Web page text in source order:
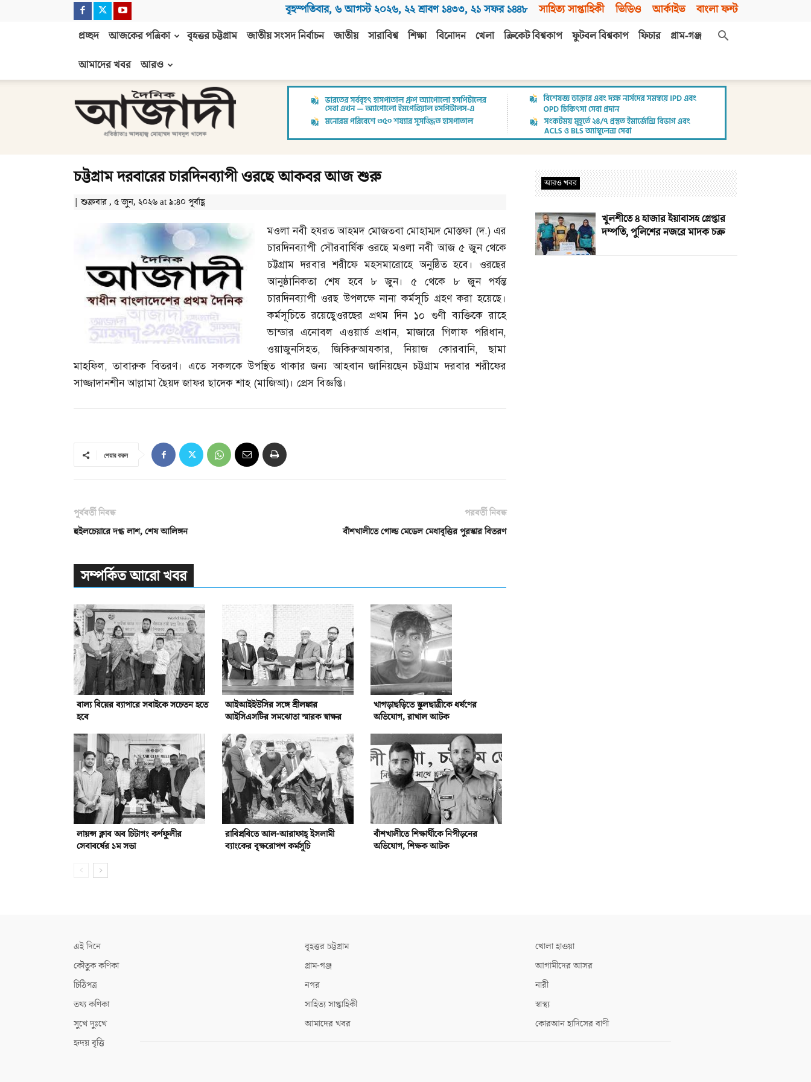
বৃহস্পতিবার, ৬ আগস্ট ২০২৬, ২২ শ্রাবণ ১৪৩৩, ২১ সফর ১৪৪৮ সাহিত্য সাপ্তাহিকী ভিডিও আর্কাইভ বাংলা ফন্ট
প্রচ্ছদ আজকের পত্রিকা বৃহত্তর চট্টগ্রাম জাতীয় সংসদ নির্বাচন জাতীয় সারাবিশ্ব শিক্ষা বিনোদন খেলা ক্রিকেট বিশ্বকাপ ফুটবল বিশ্বকাপ ফিচার
গ্রাম-গঞ্জ
আমাদের খবর
আরও
আজাদী
চট্টগ্রাম দরবারের চারদিনব্যাপী ওরছে আকবর আজ শুরু
| শুক্রবার , ৫ জুন, ২০২৬ at ৯:৪০ পূর্বাহ্ণ
মওলা নবী হযরত আহমদ মোজতবা মোহাম্মদ মোস্তফা (দ.)এর
চারদিনব্যাপী সৌরবার্ষিক ওরছে মওলা নবী আজ ৫ জুন থেকে
চট্টগ্রাম দরবার শরীফে মহসমারোহে অনুষ্ঠিত হবে। ওরছের
আনুষ্ঠানিকতা শেষ হবে ৮ জুন। ৫ থেকে ৮ জুন পর্যন্ত
চারদিনব্যাপী ওরছ উপলক্ষে নানা কর্মসূচি গ্রহণ করা হয়েছে।
কর্মসূচিতে রয়েছেুওরছের প্রথম দিন ১০ গুণী ব্যক্তিকে রাহে
ভান্ডার এনোবল এওয়ার্ড প্রধান,মাজারে গিলাফ পরিধান,
ওয়াজুনসিহত,জিকিরুআযকার,নিয়াজ কোরবানি,ছামা
মাহফিল,তাবারুক বিতরণ। এতে সকলকে উপস্থিত থাকার জন্য আহবান জানিয়ছেন চট্টগ্রাম দরবার শরীফের
সাজ্জাদানশীন আল্লামা ছৈয়দ জাফর ছাদেক শাহ (মাজিআ)। প্রেস বিজ্ঞপ্তি।
শেয়ার করুন
পূর্ববর্তী নিবন্ধ
হুইলচেয়ারে দগ্ধ লাশ, শেষ আলিঙ্গন
পরবর্তী নিবন্ধ
বাঁশখালীতে গোল্ড মেডেল মেধাবৃত্তির পুরস্কার বিতরণ
সম্পর্কিত আরো খবর
বাল্য বিয়ের ব্যাপারে সবাইকে সচেতন হতে
হবে
আইআইইউসির সঙ্গে শ্রীলঙ্কার
আইসিএসটির সমঝোতা স্মারক স্বাক্ষর
খাগড়াছড়িতে স্কুলছাত্রীকে ধর্ষণের
অভিযোগ, রাখাল আটক
লায়ন্স ক্লাব অব চিটাগং কর্ণফুলীর
সেবাবর্ষের ১ম সভা
রাবিপ্রবিতে আল-আরাফাহ্‌ ইসলামী
ব্যাংকের বৃক্ষরোপণ কর্মসূচি
বাঁশখালীতে শিক্ষার্থীকে নিপীড়নের
অভিযোগ, শিক্ষক আটক
আরও খবর
খুলশীতে ৪ হাজার ইয়াবাসহ গ্রেপ্তার
দম্পতি, পুলিশের নজরে মাদক চক্র
এই দিনে
কৌতুক কণিকা
চিঠিপত্র
তথ্য কণিকা
সুখে দুঃখে
হৃদয় বৃত্তি
বৃহত্তর চট্টগ্রাম
গ্রাম-গঞ্জ
নগর
সাহিত্য সাপ্তাহিকী
আমাদের খবর
খোলা হাওয়া
আগামীদের আসর
নারী
স্বাস্থ্য
কোরআন হাদিসের বাণী